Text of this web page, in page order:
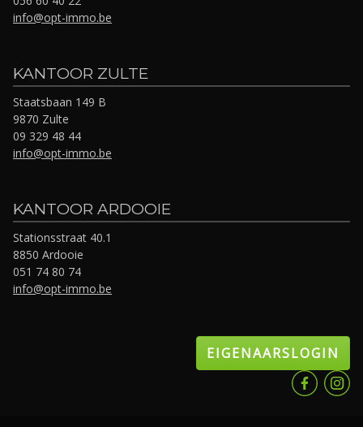
info@opt-immo.be
KANTOOR ZULTE
Staatsbaan 149 B
9870 Zulte
09 329 48 44
info@opt-immo.be
KANTOOR ARDOOIE
Stationsstraat 40.1
8850 Ardooie
051 74 80 74
info@opt-immo.be
EIGENAARSLOGIN